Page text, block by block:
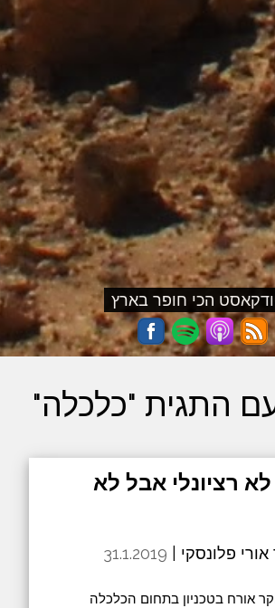
הכי חופר בארץ
התגית "כלכלה"
10 - לא רציונלי אבל לא
פלונסקי | 31.1.2019
אורח בטכניון בתחום הכלכלה